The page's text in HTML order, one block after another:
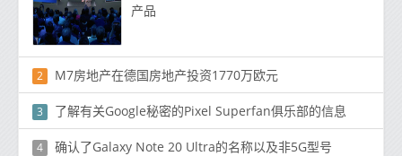
产品
2 M7房地产在德国房地产投资1770万欧元
3 了解有关Google秘密的Pixel Superfan俱乐部的信息
4 确认了Galaxy Note 20 Ultra的名称以及非5G型号